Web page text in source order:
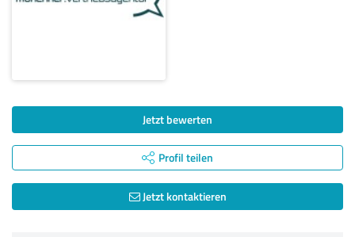
Jetzt bewerten
Profil teilen
Jetzt kontaktieren